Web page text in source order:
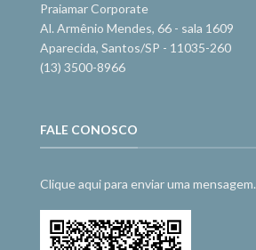
Praiamar Corporate
Al. Armênio Mendes, 66 - sala 1609
Aparecida, Santos/SP - 11035-260
(13) 3500-8966
FALE CONOSCO
Clique aqui para enviar uma mensagem.